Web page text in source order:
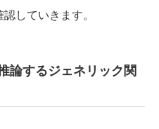
していきます。
論するジェネリック関